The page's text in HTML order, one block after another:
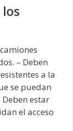
– Deben
a la
se puedan
estar
el acceso